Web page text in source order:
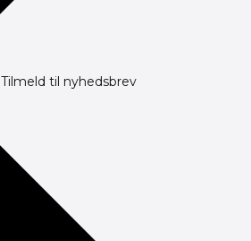
Tilmeld til nyhedsbrev